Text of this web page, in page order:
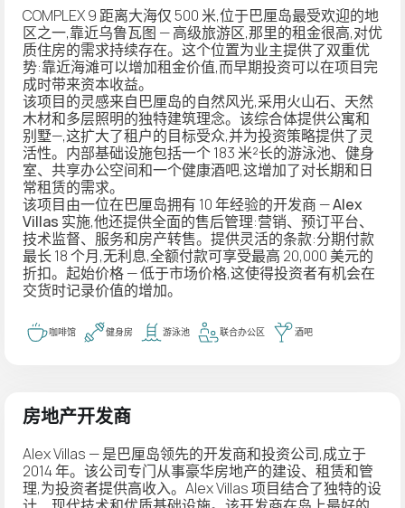
COMPLEX 9 距离大海仅 500 米,位于巴厘岛最受欢迎的地
区之一,靠近乌鲁瓦图 — 高级旅游区,那里的租金很高,对优
质住房的需求持续存在。这个位置为业主提供了双重优
势:靠近海滩可以增加租金价值,而早期投资可以在项目完
成时带来资本收益。
该项目的灵感来自巴厘岛的自然风光,采用火山石、天然
木材和多层照明的独特建筑理念。该综合体提供公寓和
别墅—,这扩大了租户的目标受众,并为投资策略提供了灵
活性。内部基础设施包括一个 183 米²长的游泳池、健身
室、共享办公空间和一个健康酒吧,这增加了对长期和日
常租赁的需求。
该项目由一位在巴厘岛拥有 10 年经验的开发商 —Alex
Villas 实施,他还提供全面的售后管理:营销、预订平台、
技术监督、服务和房产转售。提供灵活的条款:分期付款
最长 18 个月,无利息,全额付款可享受最高 20,000 美元的
折扣。起始价格 — 低于市场价格,这使得投资者有机会在
交货时记录价值的增加。
咖啡馆 健身房 游泳池 联合办公区 酒吧
房地产开发商
Alex Villas — 是巴厘岛领先的开发商和投资公司,成立于
2014 年。该公司专门从事豪华房地产的建设、租赁和管
理,为投资者提供高收入。Alex Villas 项目结合了独特的设